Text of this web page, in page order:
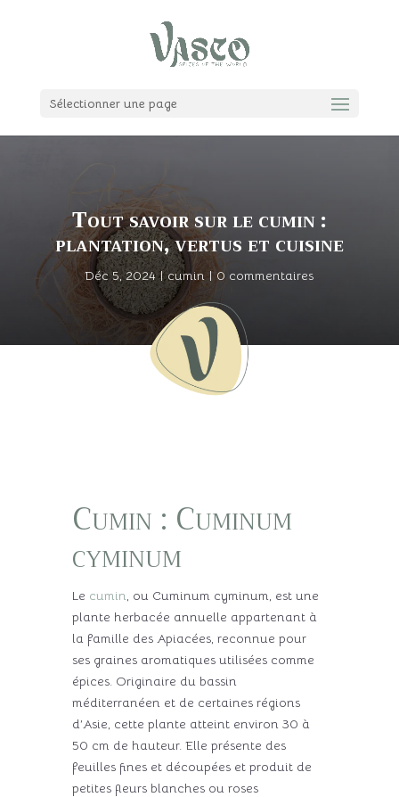
Sélectionner une page
Tout savoir sur le cumin :
plantation, vertus et cuisine
Déc 5, 2024|cumin | 0 commentaires
Cumin : Cuminum
cyminum
Le cumin , ou Cuminum cyminum, est une
plante herbacée annuelle appartenant à
la famille des Apiacées, reconnue pour
ses graines aromatiques utilisées comme
épices. Originaire du bassin
méditerranéen et de certaines régions
d’Asie, cette plante atteint environ 30 à
50 cm de hauteur. Elle présente des
feuilles fines et découpées et produit de
petites fleurs blanches ou roses